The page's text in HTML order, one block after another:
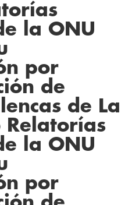
la ONU
por
de
de La
Relatorías
la ONU
por